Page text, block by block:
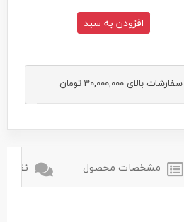
افزودن به سبد
بالای 30,000,000 تومان
مشخصات محصول نظرات